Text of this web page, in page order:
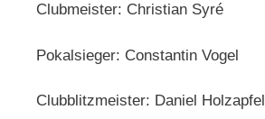
Clubmeister: Christian Syré
Pokalsieger: Constantin Vogel
Clubblitzmeister: Daniel Holzapfel